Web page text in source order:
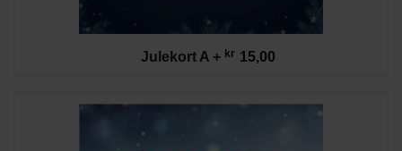
Julekort A + kr 15,00